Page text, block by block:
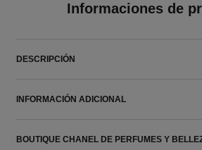
Informaciones de
DESCRIPCIÓN
INFORMACIÓN ADICIONAL
BOUTIQUE CHANEL DE PERFUMES Y